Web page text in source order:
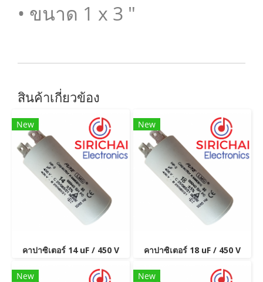
• ขนาด 1 x 3 "
สินค้าเกี่ยวข้อง
New
คาปาซิเตอร์ 14 uF / 450 V
New
คาปาซิเตอร์ 18 uF / 450 V
New New